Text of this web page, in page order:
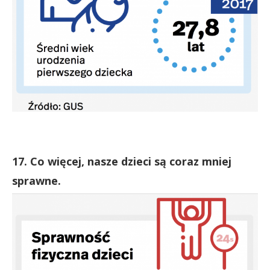
17. Co więcej, nasze dzieci są coraz mniej
sprawne.